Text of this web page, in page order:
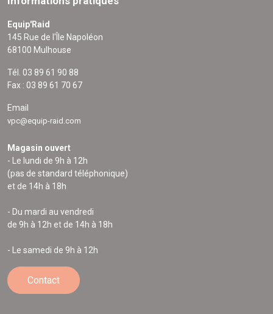
Equip'Raid
145 Rue de l'Île Napoléon
68100 Mulhouse
Tél. 03 89 61 90 88
Fax : 03 89 61 70 67
Email
vpc@equip-raid.com
Magasin ouvert
- Le lundi de 9h à 12h
(pas de standard téléphonique)
et de 14h à 18h
- Du mardi au vendredi
de 9h à 12h et de 14h à 18h
- Le samedi de 9h à 12h
Contact